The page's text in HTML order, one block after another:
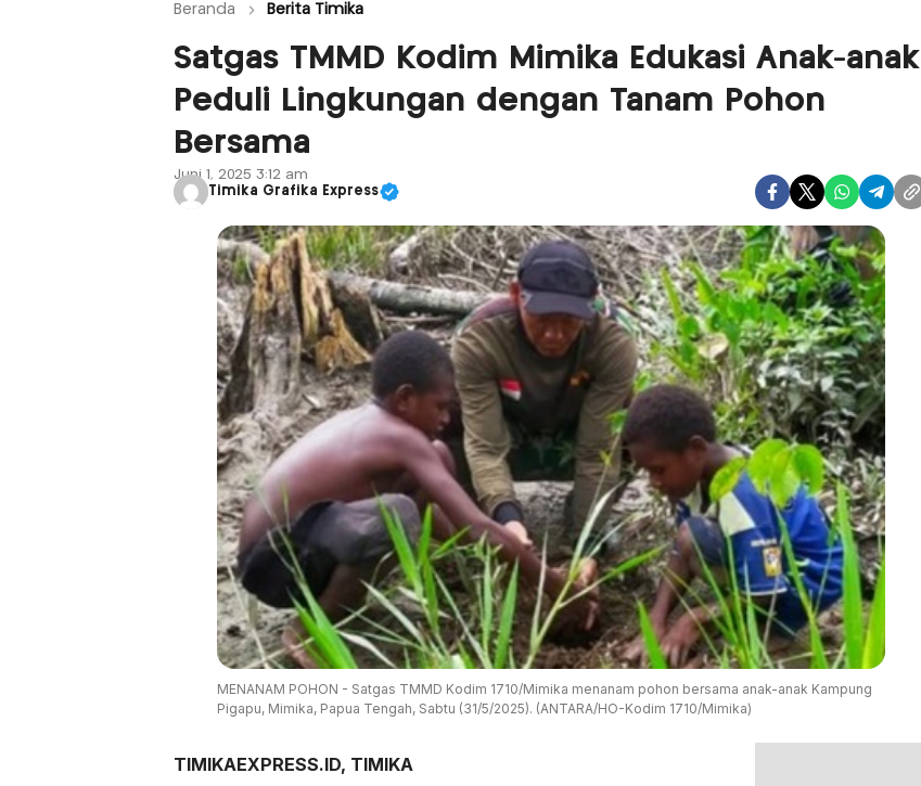
Beranda Berita Timika
Satgas TMMD Kodim Mimika Edukasi Anak-anak
Peduli Lingkungan dengan Tanam Pohon
Bersama
Juni 1, 2025 3:12 am
Timika Grafika Express
MENANAM POHON - Satgas TMMD Kodim 1710/Mimika menanam pohon bersama anak-anak Kampung
Pigapu, Mimika, Papua Tengah, Sabtu (31/5/2025). (ANTARA/HO-Kodim 1710/Mimika)
TIMIKAEXPRESS.ID, TIMIKA